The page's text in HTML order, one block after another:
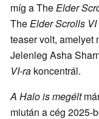
míg a TheElder
TheElder Scrolls VI
teaser volt, amelyet
Jelenleg Asha
VI-ra koncentrál.
A Halo is megélt
miután a cég 2025-